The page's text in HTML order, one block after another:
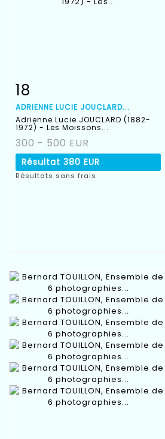
Fiche détaillée
18
ADRIENNE LUCIE JOUCLARD...
Adrienne Lucie JOUCLARD (1882-
1972) - Les Moissons...
300 - 500 EUR
Résultat 380 EUR
Résultats sans frais